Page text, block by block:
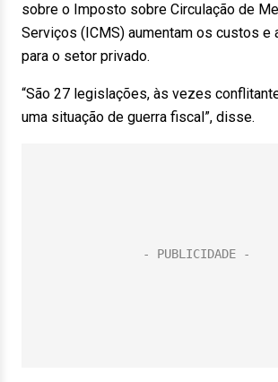
sobre o Imposto sobre Circulação de
Serviços (ICMS) aumentam os custos e
para o setor privado.
“São 27 legislações, às vezes
uma situação de guerra fiscal”, disse.